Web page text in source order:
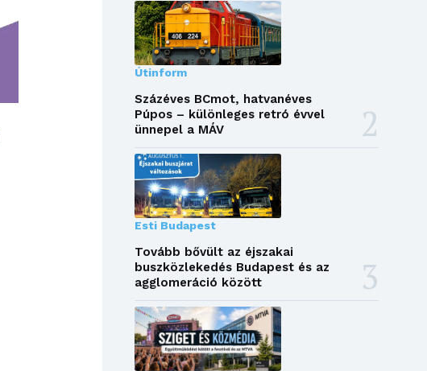
Útinform
Százéves BCmot, hatvanéves
Púpos – különleges retró évvel
ünnepel a MÁV
Esti Budapest
Tovább bővült az éjszakai
buszközlekedés Budapest és az
agglomeráció között